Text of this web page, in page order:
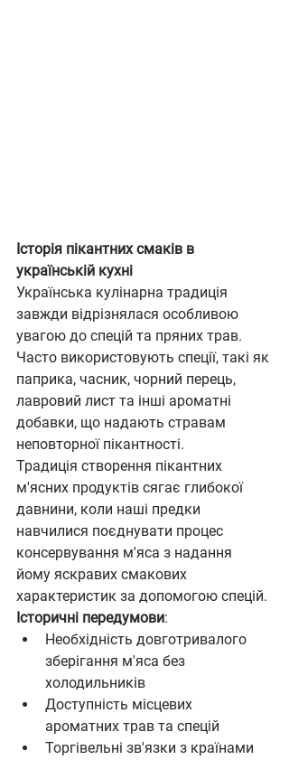
Історія пікантних смаків в
українській кухні
Українська кулінарна традиція
завжди відрізнялася особливою
увагою до спецій та пряних трав.
Часто використовують спеції, такі як
паприка, часник, чорний перець,
лавровий лист та інші ароматні
добавки, що надають стравам
неповторної пікантності.
Традиція створення пікантних
м'ясних продуктів сягає глибокої
давнини, коли наші предки
навчилися поєднувати процес
консервування м'яса з надання
йому яскравих смакових
характеристик за допомогою спецій.
Історичні передумови:
Необхідність довготривалого
зберігання м'яса без
холодильників
Доступність місцевих
ароматних трав та спецій
Торгівельні зв'язки з країнами